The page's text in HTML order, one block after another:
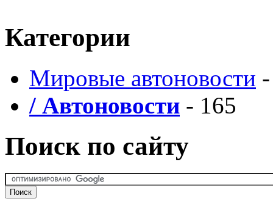
Категории
Мировые автоновости
/ Автоновости - 165
Поиск по сайту